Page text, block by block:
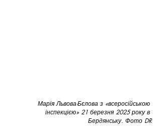
Марія Львова-Бєлова з «всеросійською
інспекцією» 21 березня 2025 року в
Бердянську. Фото DR